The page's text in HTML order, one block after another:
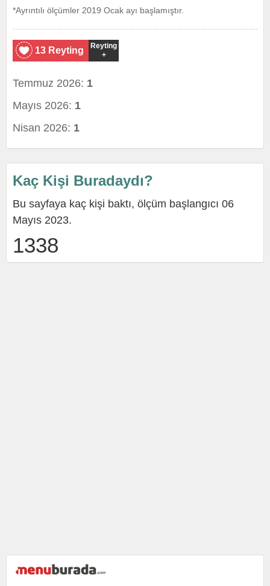
*Ayrıntılı ölçümler 2019 Ocak ayı başlamıştır.
13 Reyting
Reyting
+
Temmuz 2026: 1
Mayıs 2026: 1
Nisan 2026: 1
Kaç Kişi Buradaydı?
Bu sayfaya kaç kişi baktı, ölçüm başlangıcı 06
Mayıs 2023.
1338